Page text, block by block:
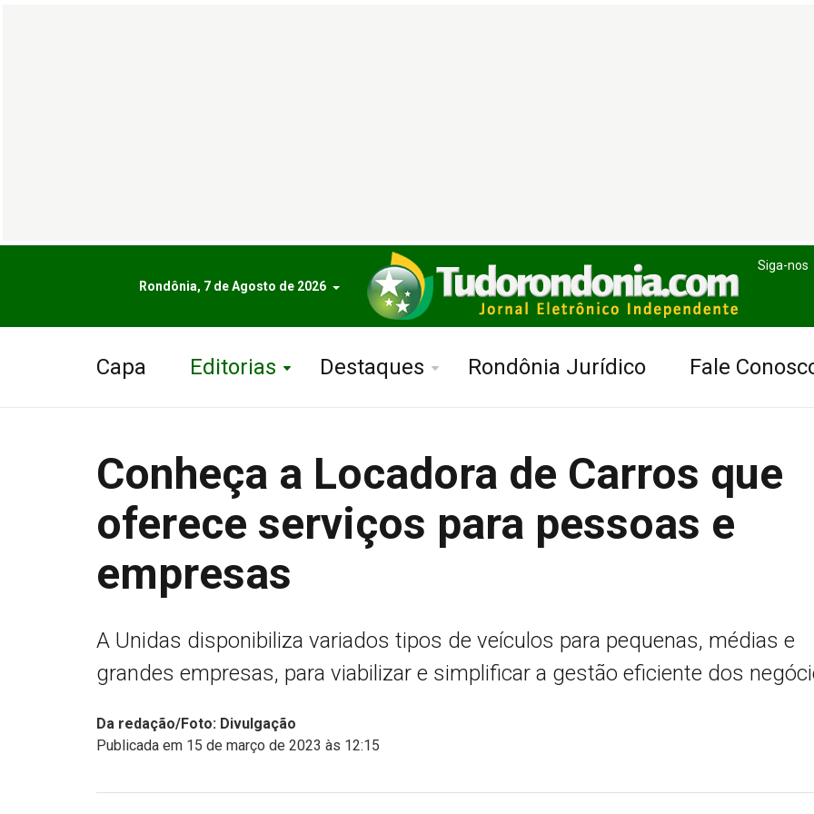
Rondônia, 7 de Agosto de 2026
Siga-nos
Capa Editorias Destaques Rondônia Jurídico Fale
Conheça a Locadora de Carros que
oferece serviços para pessoas e
empresas
A Unidas disponibiliza variados tipos de veículos para pequenas, médias e
grandes empresas, para viabilizar e simplificar a gestão eficiente dos
Da redação/Foto: Divulgação
Publicada em 15 de março de 2023 às 12:15